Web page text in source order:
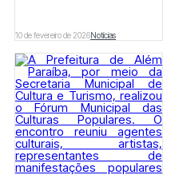
10 de fevereiro de 2026Notícias